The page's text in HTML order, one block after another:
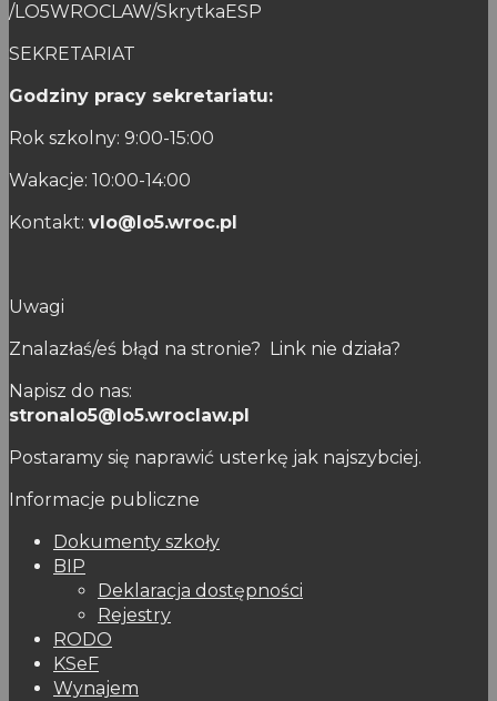
/LO5WROCLAW/SkrytkaESP
SEKRETARIAT
Godziny pracy sekretariatu:
Rok szkolny: 9:00-15:00
Wakacje: 10:00-14:00
Kontakt: vlo@lo5.wroc.pl
Uwagi
Znalazłaś/eś błąd na stronie? Link nie działa?
Napisz do nas:
stronalo5@lo5.wroclaw.pl
Postaramy się naprawić usterkę jak najszybciej.
Informacje publiczne
Dokumenty szkoły
BIP
Deklaracja dostępności
Rejestry
RODO
KSeF
Wynajem